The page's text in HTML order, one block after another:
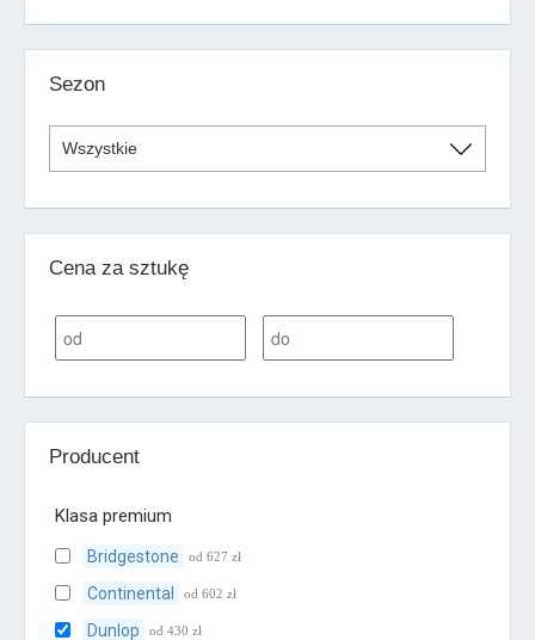
Sezon
Cena za sztukę
Producent
Klasa premium
Bridgestone od 627 zł
Continental od 602 zł
Dunlop od 430 zł